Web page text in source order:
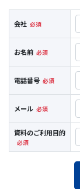
会社
お名前
電話番号
メール
資料のご利用目的